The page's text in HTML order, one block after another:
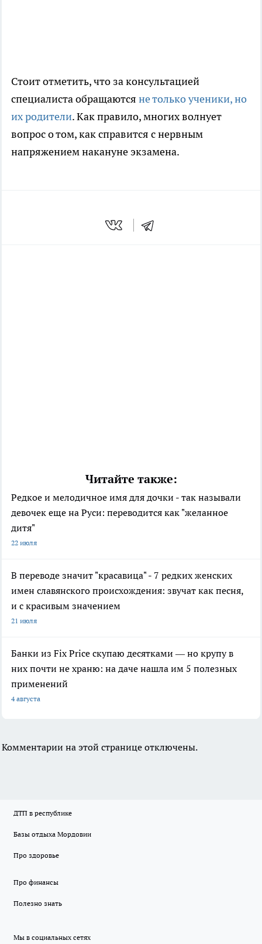
Стоит отметить, что за консультацией
специалиста обращаются не только ученики, но
их родители. Как правило, многих волнует
вопрос о том, как справится с нервным
напряжением накануне экзамена.
Читайте также:
Редкое и мелодичное имя для дочки - так называли
девочек еще на Руси: переводится как "желанное
дитя"
22 июля
В переводе значит "красавица" - 7 редких женских
имен славянского происхождения: звучат как песня,
и с красивым значением
21 июля
Банки из Fix Price скупаю десятками — но крупу в
них почти не храню: на даче нашла им 5 полезных
применений
4 августа
Комментарии на этой странице отключены.
ДТП в республике
Базы отдыха Мордовии
Про здоровье
Про финансы
Полезно знать
Мы в социальных сетях